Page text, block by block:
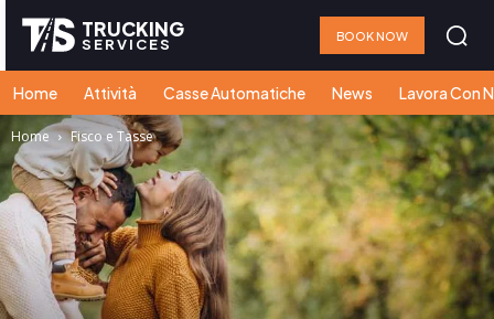
TRUCKING
SERVICES BOOK NOW
Home Attività Casse Automatiche News Lavora Con
Home Fisco e Tasse